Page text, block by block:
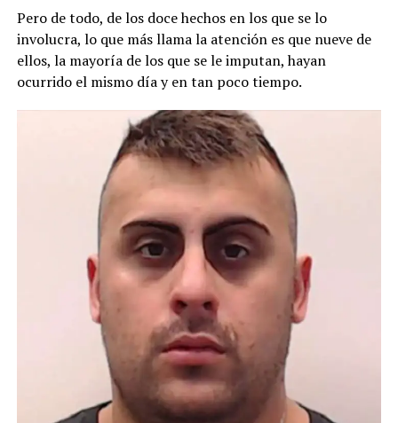
Pero de todo, de los doce hechos en los que se lo
involucra, lo que más llama la atención es que nueve de
ellos, la mayoría de los que se le imputan, hayan
ocurrido el mismo día y en tan poco tiempo.